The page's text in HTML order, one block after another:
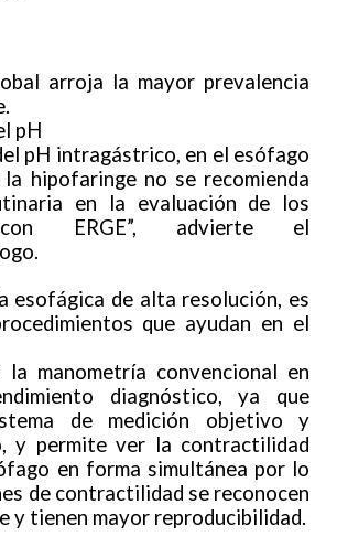
arroja la mayor prevalencia
pH
pH intragástrico, en el esófago
hipofaringe no se recomienda
en la evaluación de los
ERGE”, advierte el
esofágica de alta resolución, es
que ayudan en el
la manometría convencional en
diagnóstico, ya que
de medición objetivo y
y permite ver la contractilidad
en forma simultánea por lo
de contractilidad se reconocen
y tienen mayor reproducibilidad.